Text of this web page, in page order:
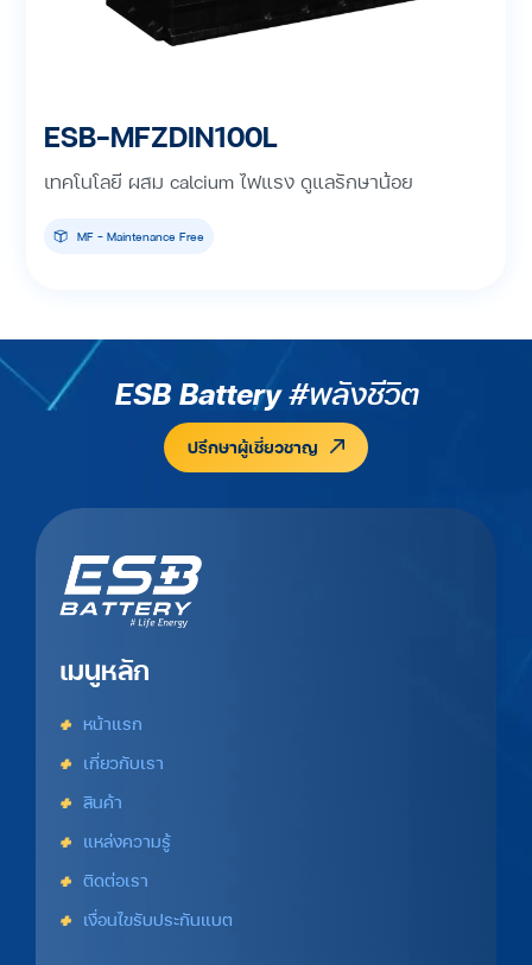
ESB-MFZDIN100L
เทคโนโลยี ผสม calcium ไฟแรง ดูแลรักษาน้อย
MF - Maintenance Free
ESB Battery#พลังชีวิต
ปรึกษาผู้เชี่ยวชาญ
เมนูหลัก
หน้าแรก
เกี่ยวกับเรา
สินค้า
แหล่งความรู้
ติดต่อเรา
เงื่อนไขรับประกันแบต